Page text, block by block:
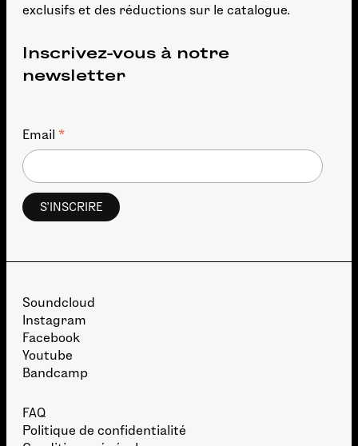
exclusifs et des réductions sur le catalogue.
Inscrivez-vous à notre
newsletter
Email *
Soundcloud
Instagram
Facebook
Youtube
Bandcamp
FAQ
Politique de confidentialité